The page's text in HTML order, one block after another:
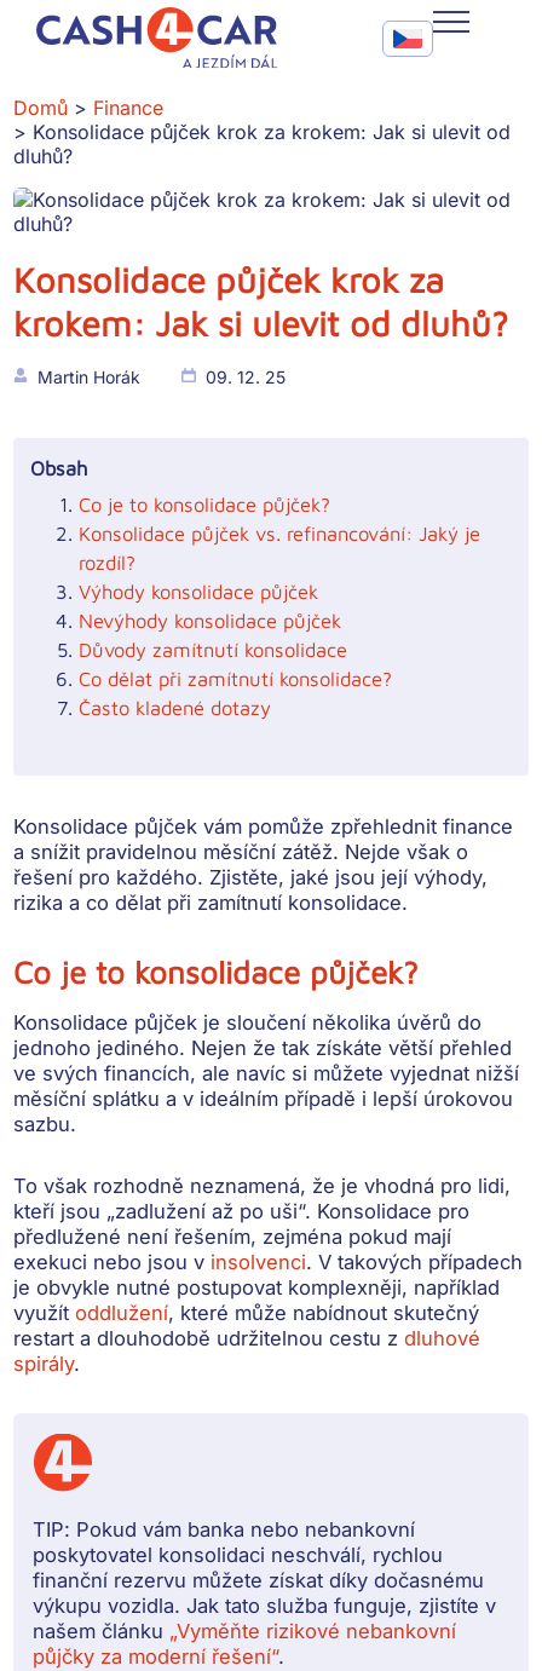
Konsolidace půjček krok za krokem: Jak si ulevit od dluhů?
CASH4CAR
FAQ
BLOG
SLUŽBY
KONTAKT
Call To Action
Domů
Finance
Konsolidace půjček krok za krokem: Jak si ulevit od
dluhů?
Konsolidace půjček krok za
krokem: Jak si ulevit od dluhů?
Martin Horák 09. 12. 25
Obsah
Co je to konsolidace půjček?
Konsolidace půjček vs. refinancování: Jaký je
rozdíl?
Výhody konsolidace půjček
Nevýhody konsolidace půjček
Důvody zamítnutí konsolidace
Co dělat při zamítnutí konsolidace?
Často kladené dotazy
Konsolidace půjček vám pomůže zpřehlednit finance
a snížit pravidelnou měsíční zátěž. Nejde však o
řešení pro každého. Zjistěte, jaké jsou její výhody,
rizika a co dělat při zamítnutí konsolidace.
Co je to konsolidace půjček?
Konsolidace půjček je sloučení několika úvěrů do
jednoho jediného. Nejen že tak získáte větší přehled
ve svých financích, ale navíc si můžete vyjednat nižší
měsíční splátku a v ideálním případě i lepší úrokovou
sazbu.
To však rozhodně neznamená, že je vhodná pro lidi,
kteří jsou „zadlužení až po uši“. Konsolidace pro
předlužené není řešením, zejména pokud mají
exekuci nebo jsou v insolvenci. V takových případech
je obvykle nutné postupovat komplexněji, například
využítoddlužení, které může nabídnout skutečný
restart a dlouhodobě udržitelnou cestu zdluhové
spirály.
TIP: Pokud vám banka nebo nebankovní
poskytovatel konsolidaci neschválí, rychlou
finanční rezervu můžete získat díky dočasnému
výkupu vozidla. Jak tato služba funguje, zjistíte v
našem článku „Vyměňte rizikové nebankovní
půjčky za moderní řešení“.